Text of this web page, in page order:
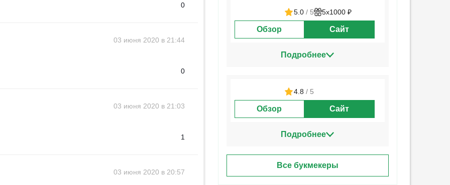
5.0 / 5 5х1000 ₽
Обзор Сайт
Подробнее
4.8 / 5
Обзор Сайт
Подробнее
Все букмекеры
0
03 июня 2020 в 21:44
0
03 июня 2020 в 21:03
1
03 июня 2020 в 20:57